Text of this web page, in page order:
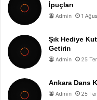
İpuçları
Admin 1
Şık Hediye
Getirin
Admin 25
Ankara Dans
Admin 25